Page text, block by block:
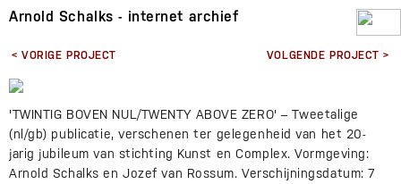
Arnold Schalks - internet archief
< VORIGE PROJECT VOLGENDE PROJECT >
'TWINTIG BOVEN NUL/TWENTY ABOVE ZERO' – Tweetalige
(nl/gb) publicatie, verschenen ter gelegenheid van het 20-
jarig jubileum van stichting Kunst en Complex. Vormgeving:
Arnold Schalks en Jozef van Rossum. Verschijningsdatum: 7